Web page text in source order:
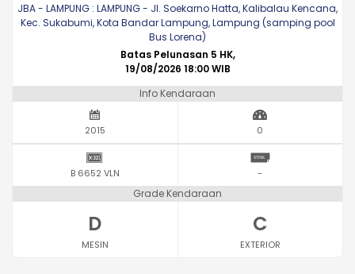
JBA - LAMPUNG : LAMPUNG - Jl. Soekarno Hatta, Kalibalau Kencana,
Kec. Sukabumi, Kota Bandar Lampung, Lampung (samping pool
Bus Lorena)
Batas Pelunasan 5 HK,
19/08/2026 18:00 WIB
Info Kendaraan
2015 0
B 6652 VLN -
Grade Kendaraan
D
MESIN
C
EXTERIOR